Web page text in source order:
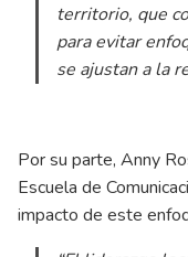
territorio, que
para evitar
se ajustan a la
Por su parte, Anny
Escuela de
impacto de este